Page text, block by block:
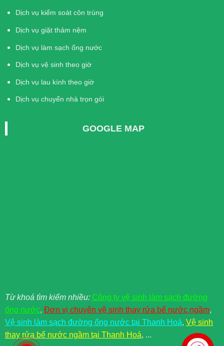
Dịch vụ kiểm soát côn trùng
Dịch vụ giặt thảm nệm
Dịch vụ làm sạch ống nước
Dịch vụ vệ sinh theo giờ
Dịch vụ lau kính theo giờ
Dịch vụ chuyển nhà trọn gói
GOOGLE MAP
Từ khoá tìm kiểm nhiều: Công ty vệ sinh làm sạch đường
ống nước, Đơn vị chuyên vệ sinh thay rửa bể nước ngầm,
Vệ sinh làm sạch đường ống nước tại Thanh Hoá, Vệ sinh
thay rửa bể nước ngầm tại Thanh Hoá, ...